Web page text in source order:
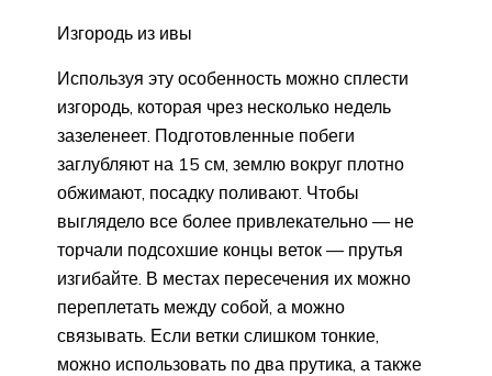
Изгородь из ивы
Используя эту особенность можно сплести
изгородь, которая чрез несколько недель
зазеленеет. Подготовленные побеги
заглубляют на 15 см, землю вокруг плотно
обжимают, посадку поливают. Чтобы
выглядело все более привлекательно — не
торчали подсохшие концы веток — прутья
изгибайте. В местах пересечения их можно
переплетать между собой, а можно
связывать. Если ветки слишком тонкие,
можно использовать по два прутика, а также